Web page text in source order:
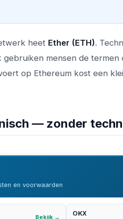
heet Ether (ETH).
mensen de termen
op Ethereum kost een
— zonder
en voorwaarden
Bekijk → OKX